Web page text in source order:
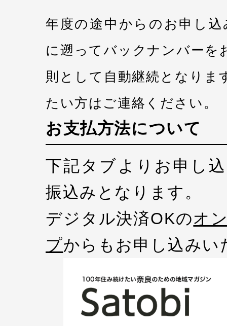
年度の途中からのお申し
に遡ってバックナンバーを
則として自動継続となりま
たい方はご連絡ください。
お支払方法について
下記タブよりお申し
振込みとなります。
デジタル決済OKのオ
プからもお申し込みい